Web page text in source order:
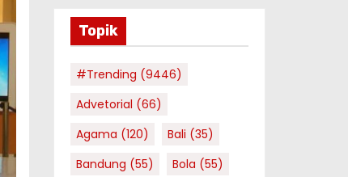
Topik
#Trending (9446)
Advetorial (66)
Agama (120) Bali (35)
Bandung (55) Bola (55)